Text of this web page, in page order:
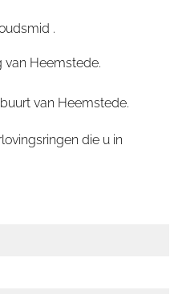
.
van Heemstede.
van Heemstede.
die u in